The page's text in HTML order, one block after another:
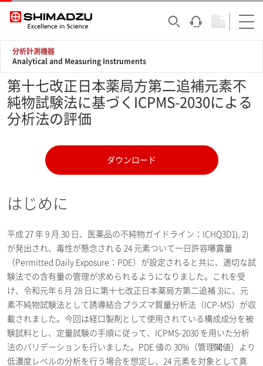
分析計測機器
Analytical and Measuring Instruments
第十七改正日本薬局方第二追補元素不
純物試験法に基づくICPMS-2030による
分析法の評価
ダウンロード
はじめに
平成 27 年 9 月 30 日、医薬品の不純物ガイドライン：ICHQ3D1), 2)
が発出され、毒性が懸念される 24 元素ついて一日許容曝露量
（Permitted Daily Exposure：PDE）が設定されると共に、適切な試
験法での含有量の管理が求められるようになりました。これを受
け、令和元年 6 月 28 日に第十七改正日本薬局方第二追補 3)に、元
素不純物試験法として誘導結合プラズマ質量分析法（ICP-MS）が収
載されました。今回は経口製剤として使用されている構成成分を被
験試料とし、定量試験の手順に従って、ICPMS-2030 を用いた分析
法のバリデーションを行いました。PDE 値の 30%（管理閾値）より
低濃度レベルの分析を行う場合を想定し、24 元素を対象として真